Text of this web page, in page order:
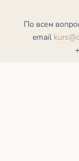
По всем
email